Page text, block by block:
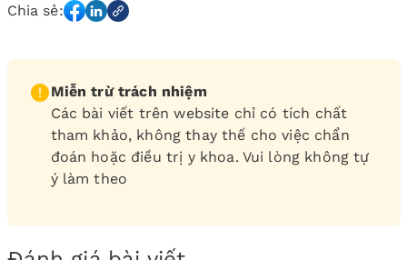
Chia sẻ:
Miễn trừ trách nhiệm
Các bài viết trên website chỉ có tích chất
tham khảo, không thay thế cho việc chẩn
đoán hoặc điều trị y khoa. Vui lòng không tự
ý làm theo